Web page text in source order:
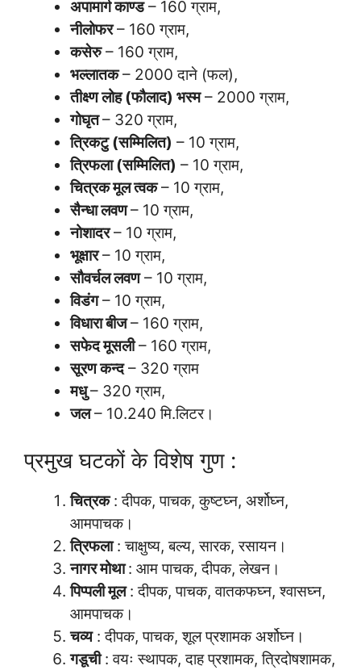
अपामार्ग काण्ड– 160 ग्राम,
नीलोफर– 160 ग्राम,
कसेरु– 160 ग्राम,
भल्लातक– 2000 दाने (फल),
तीक्ष्ण लोह (फौलाद) भस्म– 2000 ग्राम,
गोघृत– 320 ग्राम,
त्रिकटु (सम्मिलित) – 10 ग्राम,
त्रिफला (सम्मिलित) – 10 ग्राम,
चित्रक मूल त्वक– 10 ग्राम,
सैन्धा लवण– 10 ग्राम,
नोशादर– 10 ग्राम,
भूक्षार– 10 ग्राम,
सौवर्चल लवण– 10 ग्राम,
विडंग– 10 ग्राम,
विधारा बीज– 160 ग्राम,
सफेद मूसली– 160 ग्राम,
सूरण कन्द– 320 ग्राम
मधु– 320 ग्राम,
जल– 10.240 मि.लिटर।
प्रमुख घटकों के विशेष गुण :
चित्रक: दीपक, पाचक, कुष्टघ्न, अर्शोघ्न,
आमपाचक।
त्रिफला: चाक्षुष्य, बल्य, सारक, रसायन।
नागर मोथा: आम पाचक, दीपक, लेखन।
पिप्पली मूल: दीपक, पाचक, वातकफघ्न, श्वासघ्न,
आमपाचक।
चव्य: दीपक, पाचक, शूल प्रशामक अर्शोघ्न।
गडूची: वयः स्थापक, दाह प्रशामक, त्रिदोषशामक,